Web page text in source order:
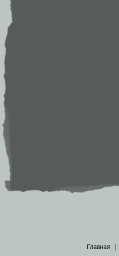
Главная